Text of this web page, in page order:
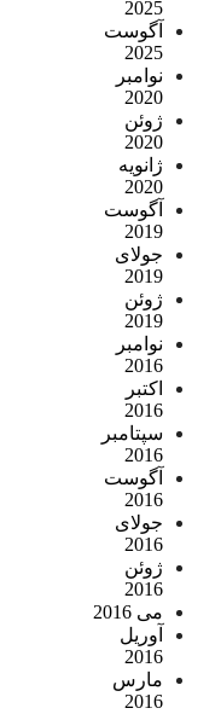
2025
آگوست
2025
نوامبر
2020
ژوئن
2020
ژانویه
2020
آگوست
2019
جولای
2019
ژوئن
2019
نوامبر
2016
اکتبر
2016
سپتامبر
2016
آگوست
2016
جولای
2016
ژوئن
2016
می 2016
آوریل
2016
مارس
2016